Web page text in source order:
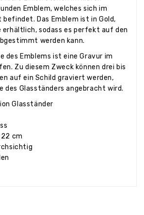
Emblem, welches sich im
Das Emblem ist in Gold,
erhältlich, sodass es perfekt auf den
werden kann.
des Emblems ist eine Gravur im
Zu diesem Zweck können drei bis
auf ein Schild graviert werden,
des Glasständers angebracht wird.
Glasständer
22 cm